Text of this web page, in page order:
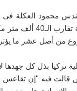
محمود العكلة
العين باتجاه
من أصل عشر ما يؤثر
تركيا بذل كل
في 31 أذار/ مارس قالت